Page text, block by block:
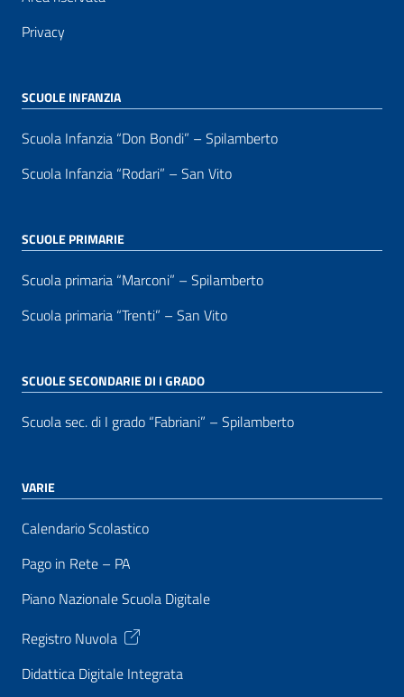
Privacy
SCUOLE INFANZIA
Scuola Infanzia “Don Bondi” – Spilamberto
Scuola Infanzia “Rodari” – San Vito
SCUOLE PRIMARIE
Scuola primaria “Marconi” – Spilamberto
Scuola primaria “Trenti” – San Vito
SCUOLE SECONDARIE DI I GRADO
Scuola sec. di I grado “Fabriani” – Spilamberto
VARIE
Calendario Scolastico
Pago in Rete – PA
Piano Nazionale Scuola Digitale
Registro Nuvola
Didattica Digitale Integrata